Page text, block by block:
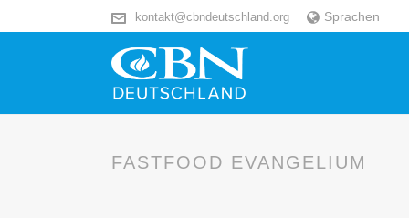
kontakt@cbndeutschland.org Sprachen
FASTFOOD EVANGELIUM